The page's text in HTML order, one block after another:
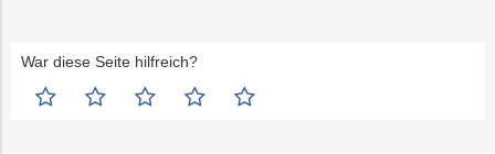
War diese Seite hilfreich?